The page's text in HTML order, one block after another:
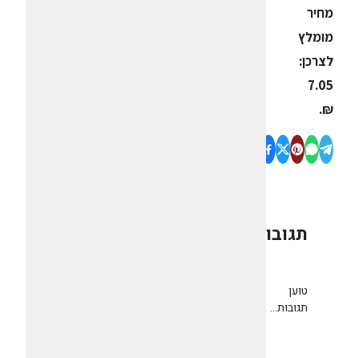
מחיר
מומלץ
לצרכן:
7.05
₪.
תגובות
טוען
תגובות...